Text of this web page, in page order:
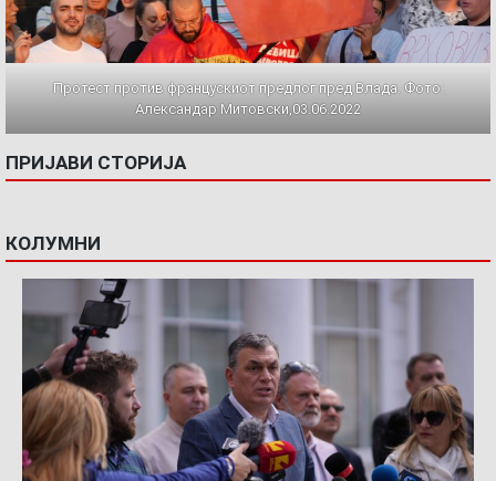
Протест против францускиот предлог пред Влада. Фото:
Александар Митовски,03.06.2022
ПРИЈАВИ СТОРИЈА
КОЛУМНИ